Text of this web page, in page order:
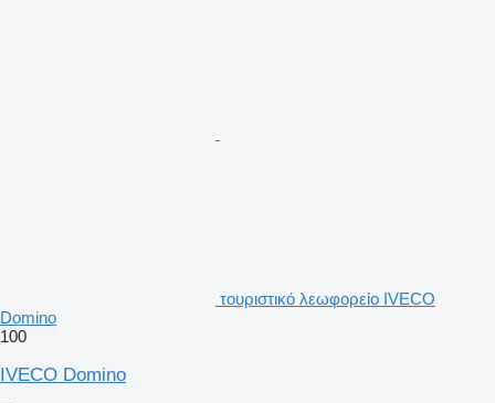
τουριστικό λεωφορείο IVECO
Domino
100
IVECO Domino